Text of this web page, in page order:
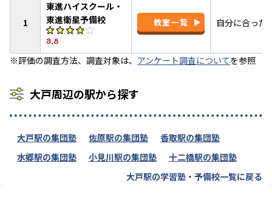
1
東進ハイスクール・
東進衛星予備校
3.8
教室一覧 自分に合った
※評価の調査方法、調査対象は、 アンケート調査についてを参照
大戸周辺の駅から探す
大戸駅の集団塾 佐原駅の集団塾
香取駅の集団塾
水郷駅の集団塾
小見川駅の集団塾
十二橋駅の集団塾
大戸駅の学習塾・予備校一覧に戻る